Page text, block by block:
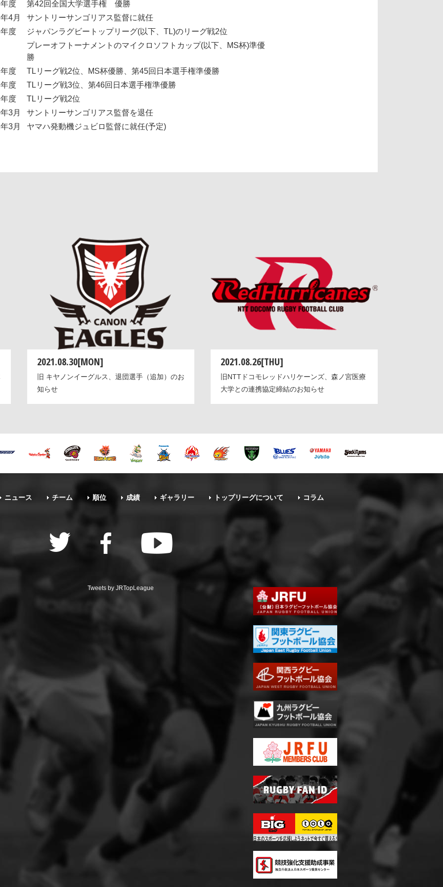
度
第42回全国大学選手権 優勝
4月
サントリーサンゴリアス監督に就任
度
ジャパンラグビートップリーグ(以下、TL)のリーグ戦2位
プレーオフトーナメントのマイクロソフトカップ(以下、MS杯)準優
勝
度
TLリーグ戦2位、MS杯優勝、第45回日本選手権準優勝
度
TLリーグ戦3位、第46回日本選手権準優勝
度
TLリーグ戦2位
3月
サントリーサンゴリアス監督を退任
3月
ヤマハ発動機ジュビロ監督に就任(予定)
2021.08.30[MON]
旧 キヤノンイーグルス、退団選手（追加）のお
知らせ
2021.08.26[THU]
旧NTTドコモレッドハリケーンズ、森ノ宮医療
大学との連携協定締結のお知らせ
ニュース チーム 順位 成績 ギャラリー トップリーグについて コラム
Tweets by JRTopLeague